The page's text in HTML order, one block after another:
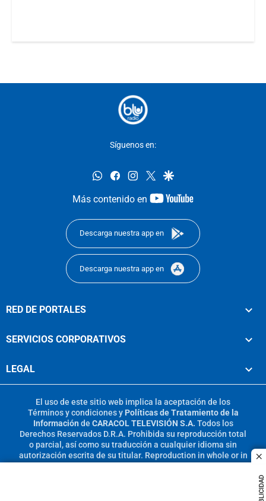
PUBLICIDAD
Síguenos en:
whatsappfacebookinstagram
twittergoogle
Más contenido en
youtube-
Descarga nuestra app en
Descarga nuestra app en
RED DE PORTALES
SERVICIOS CORPORATIVOS
LEGAL
El uso de este sitio web implica la aceptación de los
Términos y condicionesy Políticas de Tratamiento de la
Información de CARACOL TELEVISIÓN S.A. Todos los
Derechos Reservados D.R.A. Prohibida su reproducción total
o parcial, así como su traducción a cualquier idioma sin
autorización escrita de su titular. Reproduction in whole or in